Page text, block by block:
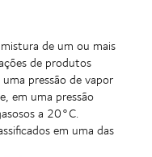
de um ou mais
de produtos
pressão de vapor
em uma pressão
a 20°C.
em uma das